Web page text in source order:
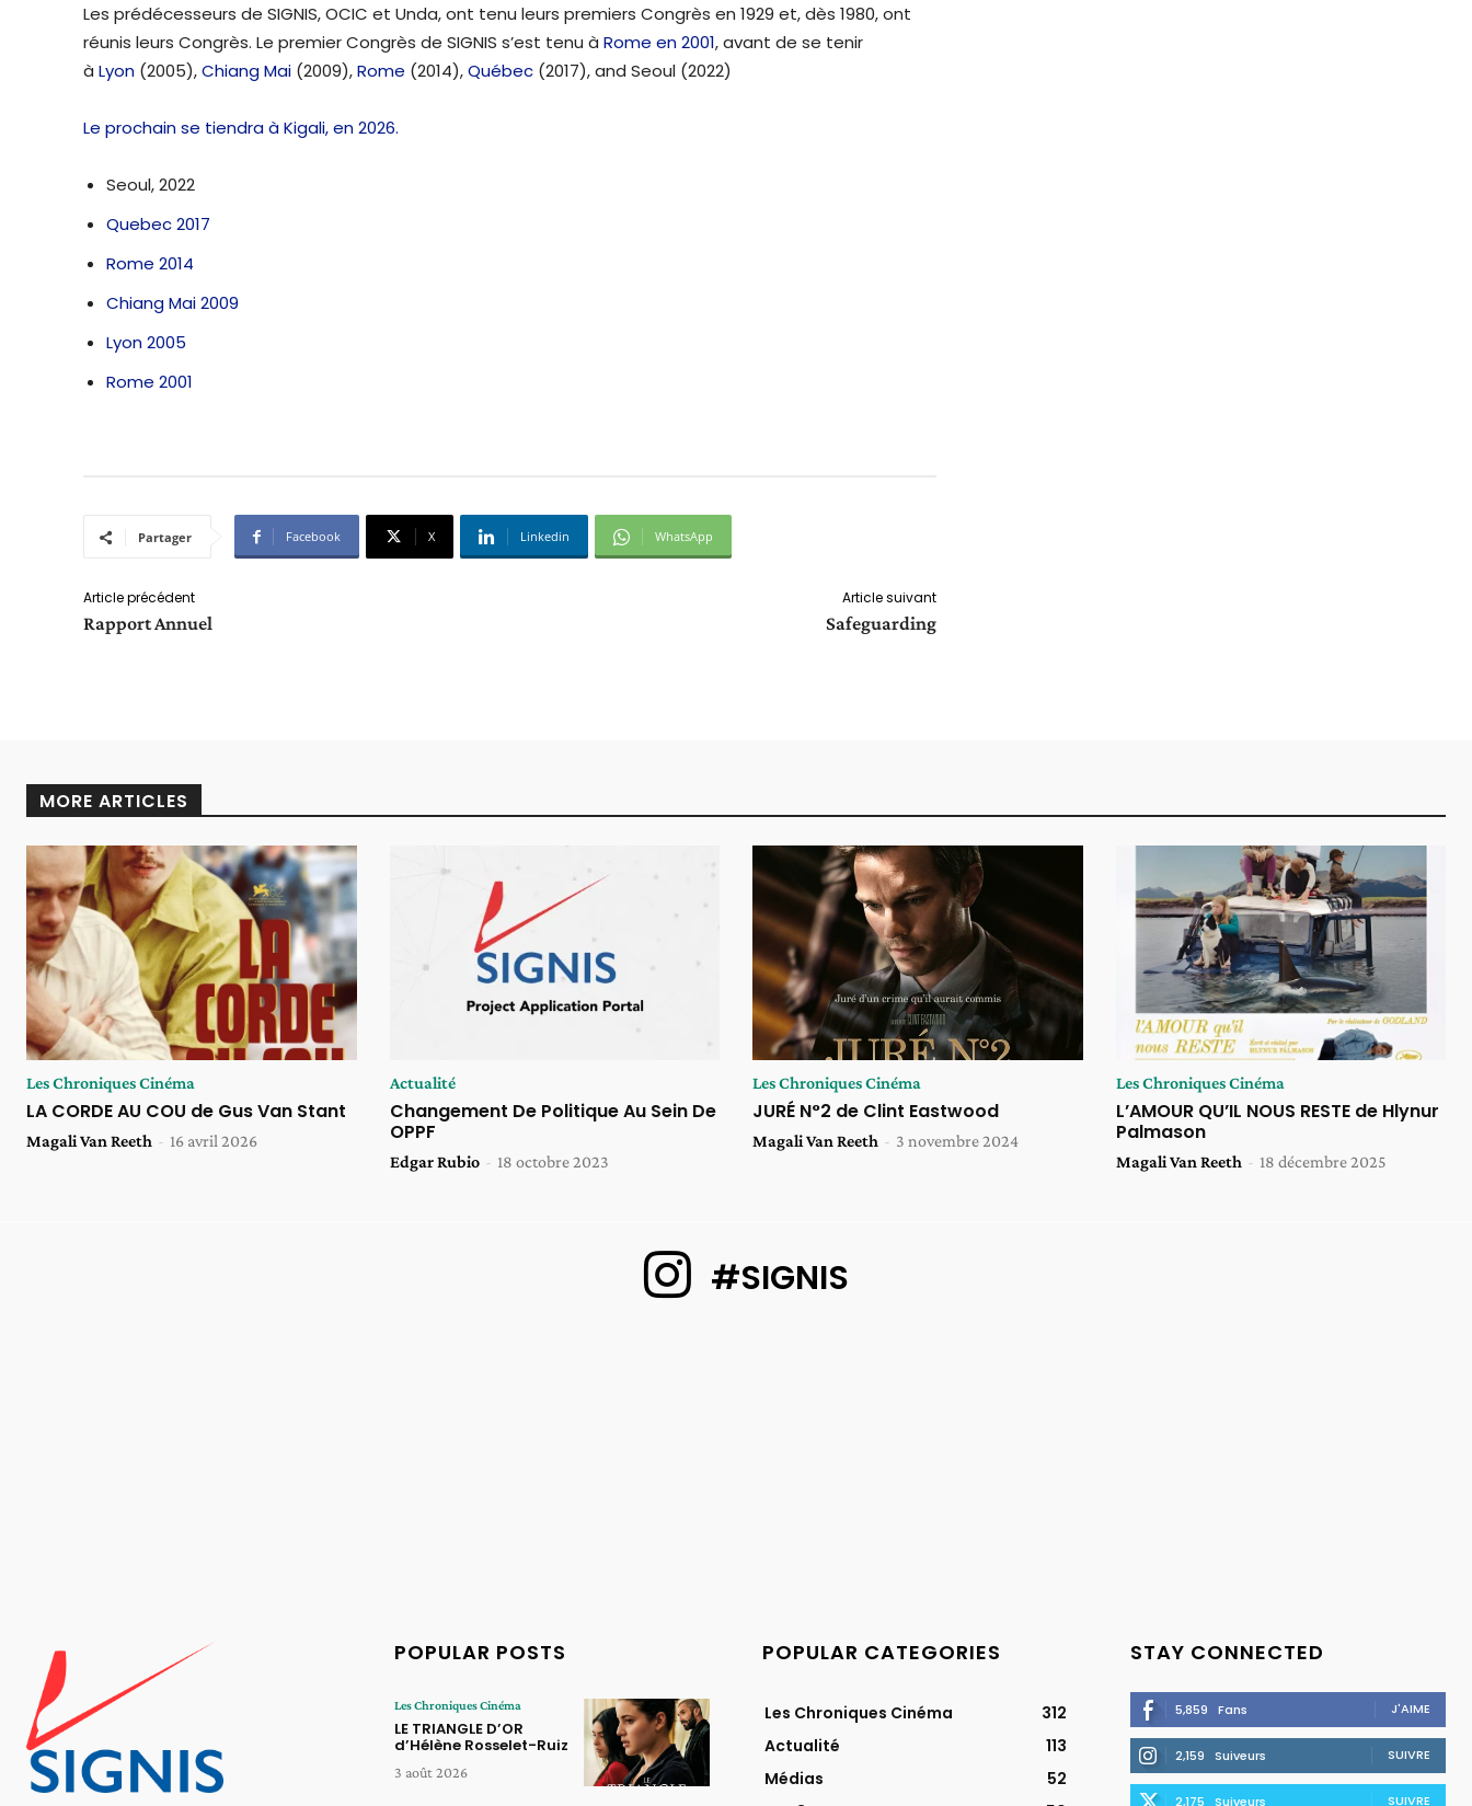
Les prédécesseurs de SIGNIS, OCIC et Unda, ont tenu leurs premiers Congrès en 1929 et, dès 1980, ont
réunis leurs Congrès. Le premier Congrès de SIGNIS s’est tenu à Rome en 2001, avant de se tenir
à Lyon (2005),Chiang Mai (2009),Rome (2014),Québec (2017), and Seoul (2022)
Le prochain se tiendra à Kigali, en 2026.
Seoul, 2022
Quebec 2017
Rome 2014
Chiang Mai 2009
Lyon 2005
Rome 2001
Partager Facebook X Linkedin WhatsApp
Article précédent
Rapport Annuel
Article suivant
Safeguarding
MORE ARTICLES
Les Chroniques Cinéma
LA CORDE AU COU de Gus Van Stant
Magali Van Reeth - 16 avril 2026
Actualité
Changement De Politique Au Sein De
OPPF
Edgar Rubio - 18 octobre 2023
Les Chroniques Cinéma
JURÉ N°2 de Clint Eastwood
Magali Van Reeth - 3 novembre 2024
Les Chroniques Cinéma
L’AMOUR QU’IL NOUS RESTE de Hlynur
Palmason
Magali Van Reeth - 18 décembre 2025
#SIGNIS
POPULAR POSTS
Les Chroniques Cinéma
LE TRIANGLE D’OR
d’Hélène Rosselet-Ruiz
3 août 2026
POPULAR CATEGORIES
Les Chroniques Cinéma
312
Actualité
113
Médias
52
STAY CONNECTED
5,859 Fans J'AIME
2,159 Suiveurs SUIVRE
2,175 Suiveurs SUIVRE